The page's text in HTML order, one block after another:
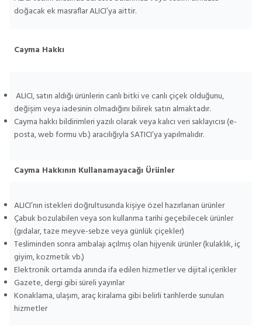
doğacak ek masraflar ALICI’ya aittir.
Cayma Hakkı
ALICI, satın aldığı ürünlerin canlı bitki ve canlı çiçek olduğunu,
değişim veya iadesinin olmadığını bilirek satın almaktadır.
Cayma hakkı bildirimleri yazılı olarak veya kalıcı veri saklayıcısı (e-
posta, web formu vb.) aracılığıyla SATICI’ya yapılmalıdır.
Cayma Hakkının Kullanamayacağı Ürünler
ALICI’nın istekleri doğrultusunda kişiye özel hazırlanan ürünler
Çabuk bozulabilen veya son kullanma tarihi geçebilecek ürünler
(gıdalar, taze meyve-sebze veya günlük çiçekler)
Tesliminden sonra ambalajı açılmış olan hijyenik ürünler (kulaklık, iç
giyim, kozmetik vb.)
Elektronik ortamda anında ifa edilen hizmetler ve dijital içerikler
Gazete, dergi gibi süreli yayınlar
Konaklama, ulaşım, araç kiralama gibi belirli tarihlerde sunulan
hizmetler